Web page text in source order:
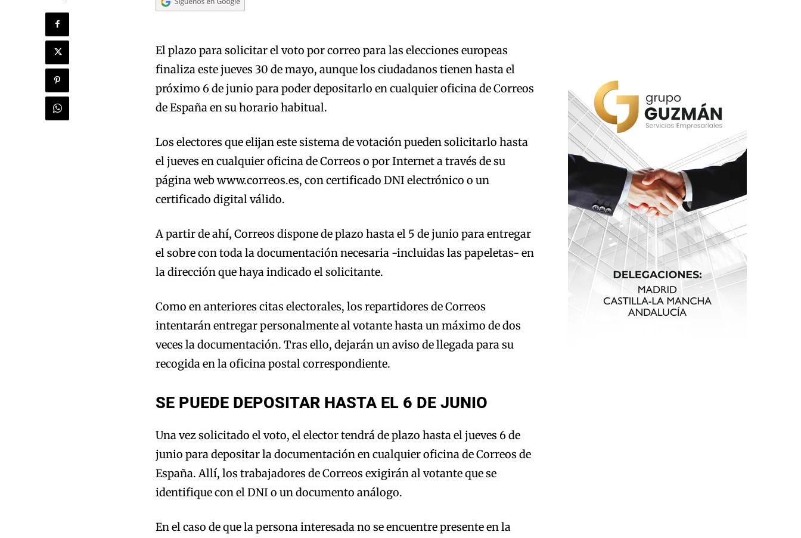
El plazo para solicitar el voto por correo para las elecciones europeas
finaliza este jueves 30 de mayo, aunque los ciudadanos tienen hasta el
próximo 6 de junio para poder depositarlo en cualquier oficina de Correos
de España en su horario habitual.
Los electores que elijan este sistema de votación pueden solicitarlo hasta
el jueves en cualquier oficina de Correos o por Internet a través de su
página web www.correos.es, con certificado DNI electrónico o un
certificado digital válido.
A partir de ahí, Correos dispone de plazo hasta el 5 de junio para entregar
el sobre con toda la documentación necesaria -incluidas las papeletas- en
la dirección que haya indicado el solicitante.
Como en anteriores citas electorales, los repartidores de Correos
intentarán entregar personalmente al votante hasta un máximo de dos
veces la documentación. Tras ello, dejarán un aviso de llegada para su
recogida en la oficina postal correspondiente.
SE PUEDE DEPOSITAR HASTA EL 6 DE JUNIO
Una vez solicitado el voto, el elector tendrá de plazo hasta el jueves 6 de
junio para depositar la documentación en cualquier oficina de Correos de
España. Allí, los trabajadores de Correos exigirán al votante que se
identifique con el DNI o un documento análogo.
En el caso de que la persona interesada no se encuentre presente en la